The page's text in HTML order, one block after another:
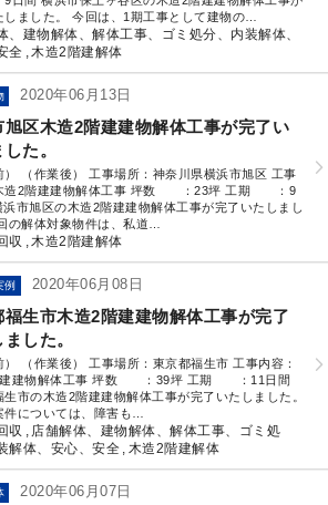
しました。 今回は、1期工事として建物の…
、建物解体、解体工事、ゴミ処分、内装解体、
全 木造2階建解体
2020年06月13日
旭区木造2階建建物解体工事が完了い
た。
） （作業後） 工事場所：神奈川県横浜市旭区 工事
造2階建建物解体工事 坪数 ：23坪 工期 ：9
市旭区の木造2階建建物解体工事が完了いたしまし
の解体対象物件は、私道…
収 木造2階建解体
例 2020年06月08日
福生市木造2階建建物解体工事が完了
した。
） （作業後） 工事場所：東京都福生市 工事内容：
建建物解体工事 坪数 ：39坪 工期 ：11日間
生市の木造2階建建物解体工事が完了いたしました。
件については、障害も…
収
店舗解体、建物解体、解体工事、ゴミ処
解体、安心、安全 木造2階建解体
2020年06月07日